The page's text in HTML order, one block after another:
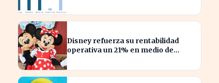
Disney refuerza su rentabilidad
operativa un 21% en medio de